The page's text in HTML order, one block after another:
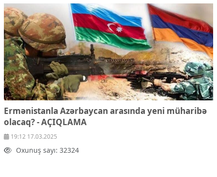
Ailə və uşaq
Turizm
İqtisadiyyat
İqtisadi xəbərlər
Energetika
Neft-qaz
Əmək və sosial siyasət
Kənd təsərrüfatı
Telekommunikasiya və nəqliyyat
COP29
Ermənistanla Azərbaycan arasında yeni müharibə
olacaq? - AÇIQLAMA
19:12 17.03.2025
Oxunuş sayı: 32324